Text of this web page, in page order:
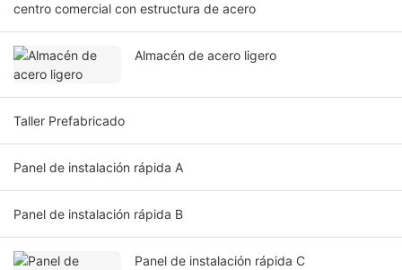
centro comercial con estructura de acero
Almacén de acero ligero
Taller Prefabricado
Panel de instalación rápida A
Panel de instalación rápida B
Panel de instalación rápida C